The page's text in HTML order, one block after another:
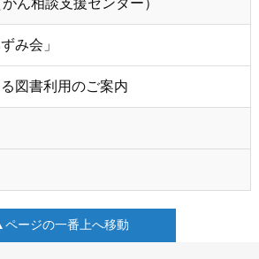
ん相談支援センター）
み会」
図書利用のご案内
ページの一番上へ移動